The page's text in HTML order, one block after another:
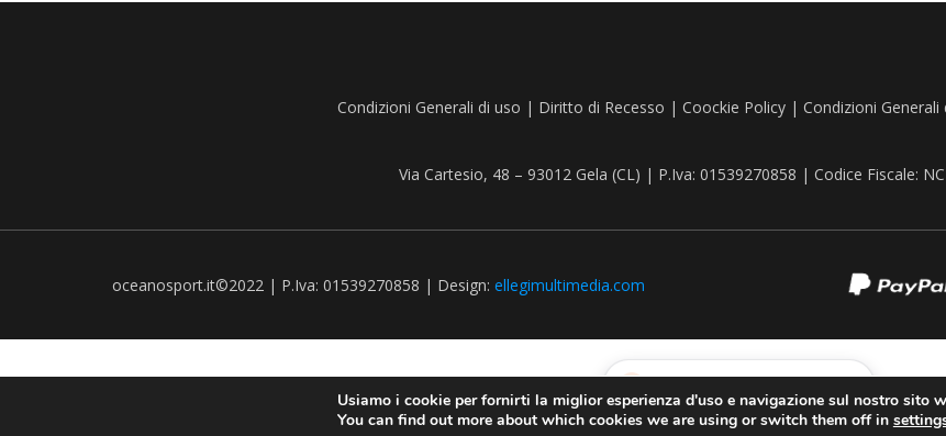
Condizioni Generali di uso | Diritto di Recesso | Coockie Policy| Condizioni Generali
Via Cartesio, 48 – 93012 Gela (CL) | P.Iva: 01539270858 | Codice Fiscale:
oceanosport.it©2022 | P.Iva: 01539270858 | Design: ellegimultimedia.com
Usiamo i cookie per fornirti la miglior esperienza d'uso e navigazione sul nostro sito
You can find out more about which cookies we are using or switch them off in
Recedere dal contratto qui